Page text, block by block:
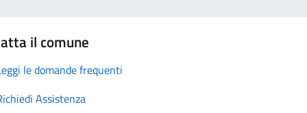
il comune
le domande frequenti
Assistenza